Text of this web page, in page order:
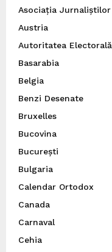
Asociația
Austria
Autoritatea
Basarabia
Belgia
Benzi Desenate
Bruxelles
Bucovina
București
Bulgaria
Calendar Ortodox
Canada
Carnaval
Cehia